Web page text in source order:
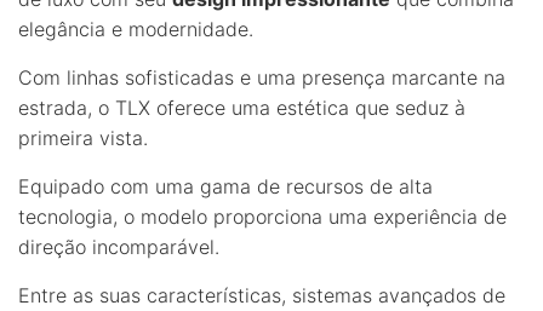
elegância e modernidade.
Com linhas sofisticadas e uma presença marcante na
estrada, o TLX oferece uma estética que seduz à
primeira vista.
Equipado com uma gama de recursos de alta
tecnologia, o modelo proporciona uma experiência de
direção incomparável.
Entre as suas características, sistemas avançados de